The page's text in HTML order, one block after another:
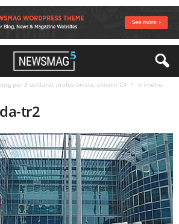
për 3 ushtarët profesioniste, shisnin C4
krimet-e-
tr2